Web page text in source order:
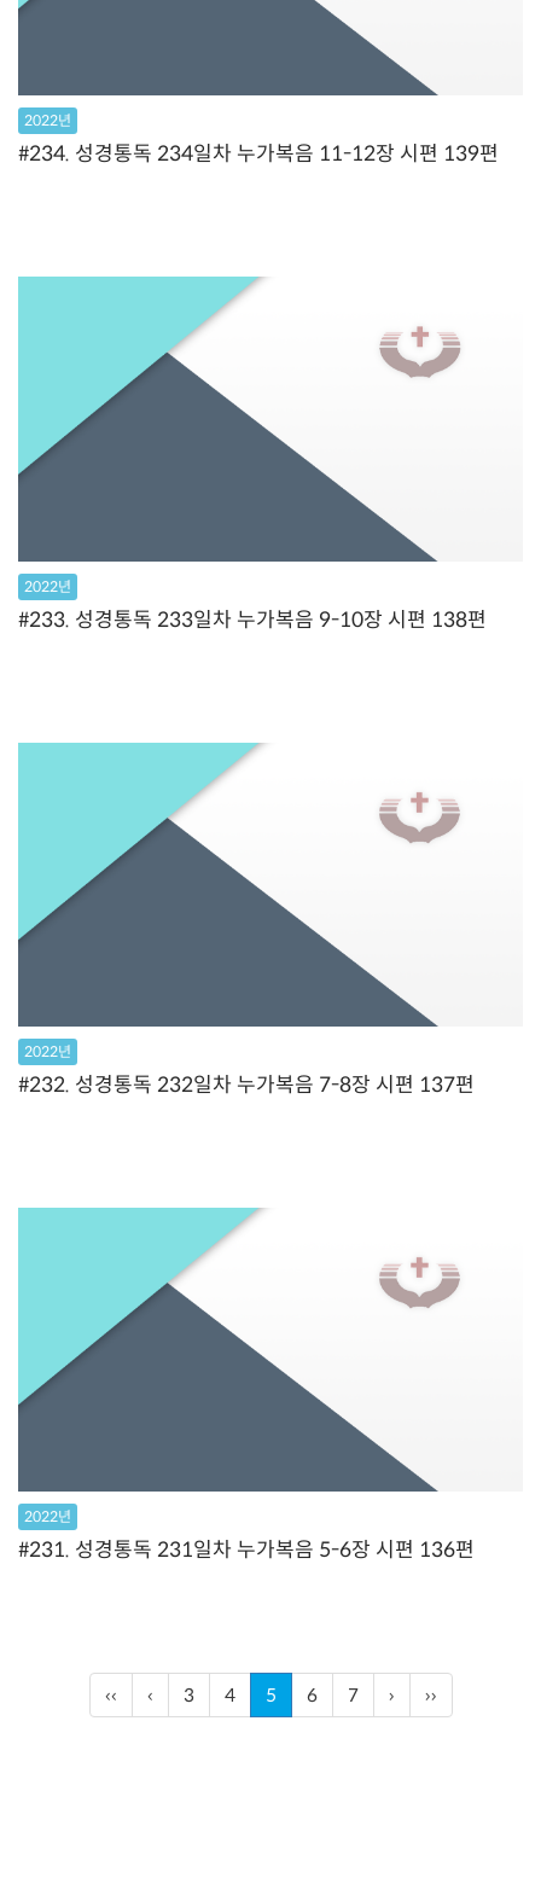
2022년
#234. 성경통독 234일차 누가복음 11-12장 시편 139편
2022년
#233. 성경통독 233일차 누가복음 9-10장 시편 138편
2022년
#232. 성경통독 232일차 누가복음 7-8장 시편 137편
2022년
#231. 성경통독 231일차 누가복음 5-6장 시편 136편
‹‹ ‹ 3 4 5 6 7 › ››